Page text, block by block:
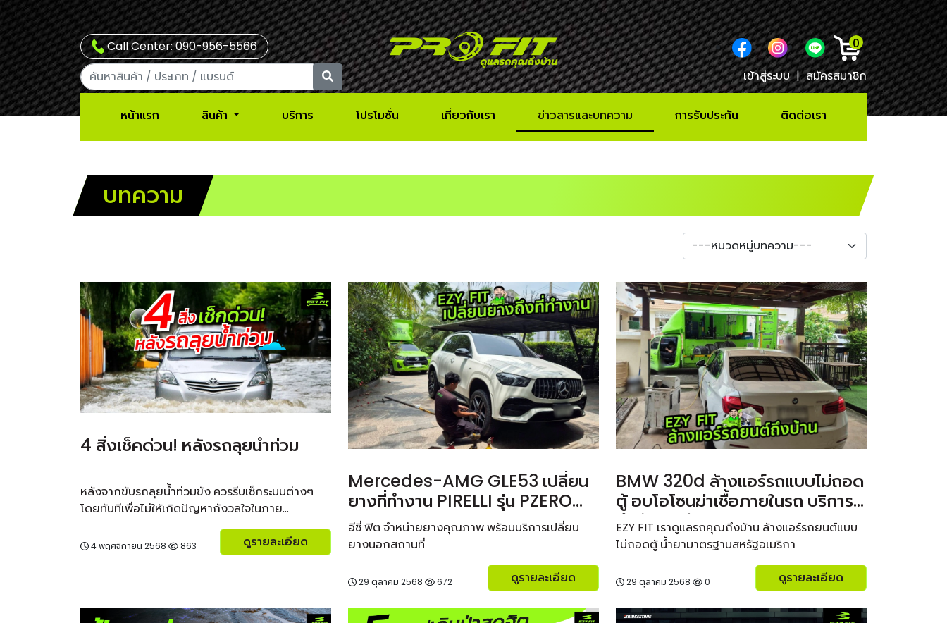
Call Center: 090-956-5566
0
เข้าสู่ระบบ | สมัครสมาชิก
หน้าแรก สินค้า บริการ โปรโมชั่น เกี่ยวกับเรา ข่าวสารและบทความ การรับประกัน ติดต่อเรา
บทความ
4 สิ่งเช็คด่วน! หลังรถลุยน้ำท่วม
หลังจากขับรถลุยน้ำท่วมขัง ควรรีบเช็กระบบต่างๆ
โดยทันทีเพื่อไม่ให้เกิดปัญหากังวลใจในภาย...
4 พฤศจิกายน 2568 863 ดูรายละเอียด
Mercedes-AMG GLE53 เปลี่ยน
ยางที่ทำงาน PIRELLI รุ่น PZERO
PZ4
อีซี่ ฟิต จำหน่ายยางคุณภาพ พร้อมบริการเปลี่ยน
ยางนอกสถานที่
29 ตุลาคม 2568 672 ดูรายละเอียด
BMW 320d ล้างแอร์รถแบบไม่ถอด
ตู้ อบโอโซนฆ่าเชื้อภายในรถ บริการ
ถึงบ้าน ฟรีค่าเดินทาง
EZY FIT เราดูแลรถคุณถึงบ้าน ล้างแอร์รถยนต์แบบ
ไม่ถอดตู้ น้ำยามาตรฐานสหรัฐอเมริกา
29 ตุลาคม 2568 0 ดูรายละเอียด